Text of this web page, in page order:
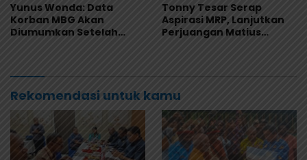
Yunus Wonda: Data
Korban MBG Akan
Diumumkan Setelah
Tonny Tesar Serap
Aspirasi MRP, Lanjutkan
Perjuangan Matius
Rekomendasi untuk kamu